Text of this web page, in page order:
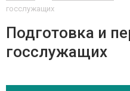
госслужащих
Подготовка и
госслужащих